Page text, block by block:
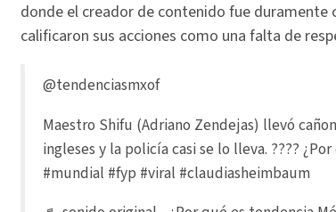
donde el creador de contenido fue duramente
calificaron sus acciones como una falta de
@tendenciasmxof
Maestro Shifu (Adriano Zendejas) llevó
ingleses y la policía casi se lo lleva. ????
#mundial #fyp #viral #claudiasheimbaum